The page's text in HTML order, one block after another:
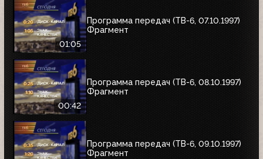
01:05
Программа передач (ТВ-6, 07.10.1997)
Фрагмент
00:42
Программа передач (ТВ-6, 08.10.1997)
Фрагмент
Программа передач (ТВ-6, 09.10.1997)
Фрагмент